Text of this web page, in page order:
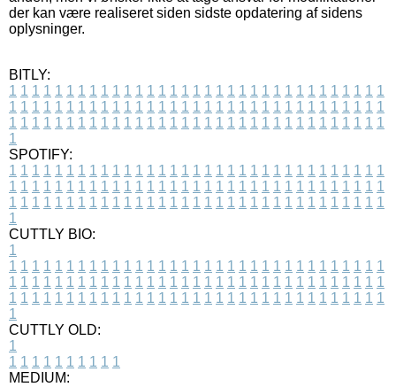
der kan være realiseret siden sidste opdatering af sidens
oplysninger.
BITLY:
1 1 1 1 1 1 1 1 1 1 1 1 1 1 1 1 1 1 1 1 1 1 1 1 1 1 1 1 1 1 1 1 1
1 1 1 1 1 1 1 1 1 1 1 1 1 1 1 1 1 1 1 1 1 1 1 1 1 1 1 1 1 1 1 1 1
1 1 1 1 1 1 1 1 1 1 1 1 1 1 1 1 1 1 1 1 1 1 1 1 1 1 1 1 1 1 1 1 1
1
SPOTIFY:
1 1 1 1 1 1 1 1 1 1 1 1 1 1 1 1 1 1 1 1 1 1 1 1 1 1 1 1 1 1 1 1 1
1 1 1 1 1 1 1 1 1 1 1 1 1 1 1 1 1 1 1 1 1 1 1 1 1 1 1 1 1 1 1 1 1
1 1 1 1 1 1 1 1 1 1 1 1 1 1 1 1 1 1 1 1 1 1 1 1 1 1 1 1 1 1 1 1 1
1
CUTTLY BIO:
1
1 1 1 1 1 1 1 1 1 1 1 1 1 1 1 1 1 1 1 1 1 1 1 1 1 1 1 1 1 1 1 1 1
1 1 1 1 1 1 1 1 1 1 1 1 1 1 1 1 1 1 1 1 1 1 1 1 1 1 1 1 1 1 1 1 1
1 1 1 1 1 1 1 1 1 1 1 1 1 1 1 1 1 1 1 1 1 1 1 1 1 1 1 1 1 1 1 1 1
1
CUTTLY OLD:
1
1 1 1 1 1 1 1 1 1 1
MEDIUM: